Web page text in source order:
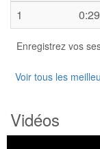
1
Enregistrez vos
Voir tous les
Vidéos